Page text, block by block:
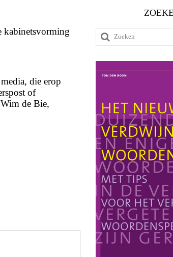
kabinetsvorming
die erop
of
de Bie,
Zoeken
naar: